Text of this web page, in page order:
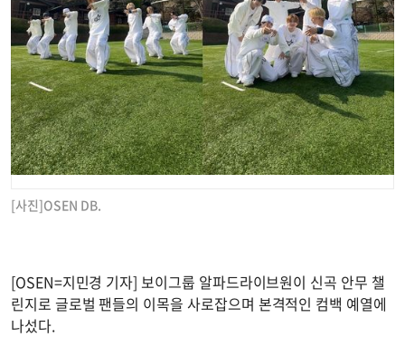
[사진]OSEN DB.
[OSEN=지민경 기자] 보이그룹 알파드라이브원이 신곡 안무 챌
린지로 글로벌 팬들의 이목을 사로잡으며 본격적인 컴백 예열에
나섰다.